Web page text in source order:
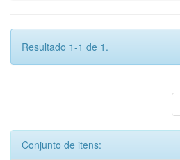
Resultado 1-1 de 1.
Conjunto de itens: